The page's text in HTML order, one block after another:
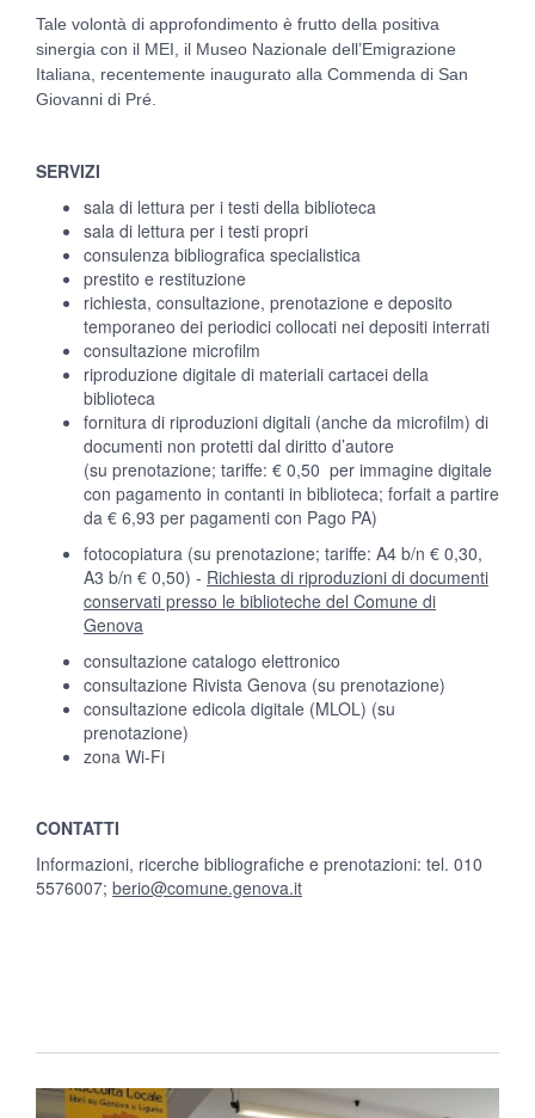
Tale volontà di approfondimento è frutto della positiva
sinergia con il MEI, il Museo Nazionale dell’Emigrazione
Italiana, recentemente inaugurato alla Commenda di San
Giovanni di Pré.
SERVIZI
sala di lettura per i testi della biblioteca
sala di lettura per i testi propri
consulenza bibliografica specialistica
prestito e restituzione
richiesta, consultazione, prenotazione e deposito
temporaneo dei periodici collocati nei depositi interrati
consultazione microfilm
riproduzione digitale di materiali cartacei della
biblioteca
fornitura di riproduzioni digitali (anche da microfilm) di
documenti non protetti dal diritto d’autore
(su prenotazione; tariffe: € 0,50 per immagine digitale
con pagamento in contanti in biblioteca; forfait a partire
da € 6,93 per pagamenti con Pago PA)
fotocopiatura (su prenotazione; tariffe: A4 b/n € 0,30,
A3 b/n € 0,50) - Richiesta di riproduzioni di documenti
conservati presso le biblioteche del Comune di
Genova
consultazione catalogo elettronico
consultazione Rivista Genova (su prenotazione)
consultazione edicola digitale (MLOL) (su
prenotazione)
zona Wi-Fi
CONTATTI
Informazioni, ricerche bibliografiche e prenotazioni: tel. 010
5576007; berio@comune.genova.it